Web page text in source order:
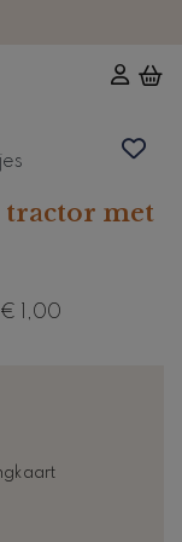
tractor met
€ 1,00